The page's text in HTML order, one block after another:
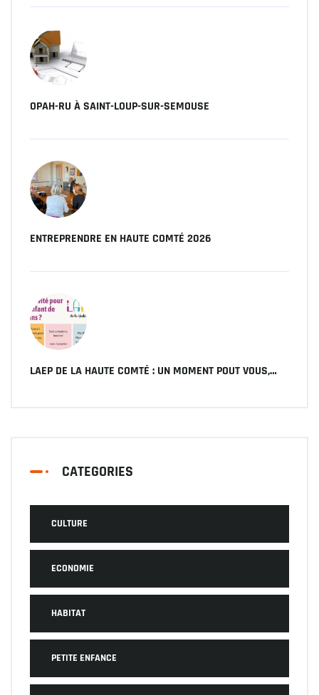
OPAH-RU À SAINT-LOUP-SUR-SEMOUSE
ENTREPRENDRE EN HAUTE COMTÉ 2026
LAEP DE LA HAUTE COMTÉ : UN MOMENT POUT VOUS,…
CATEGORIES
CULTURE
ECONOMIE
HABITAT
PETITE ENFANCE